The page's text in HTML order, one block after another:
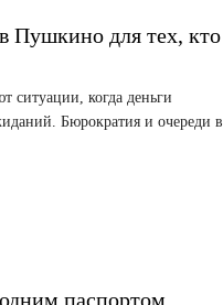
Пушкино для тех, кто
ситуации, когда деньги
Бюрократия и очереди в
паспортом